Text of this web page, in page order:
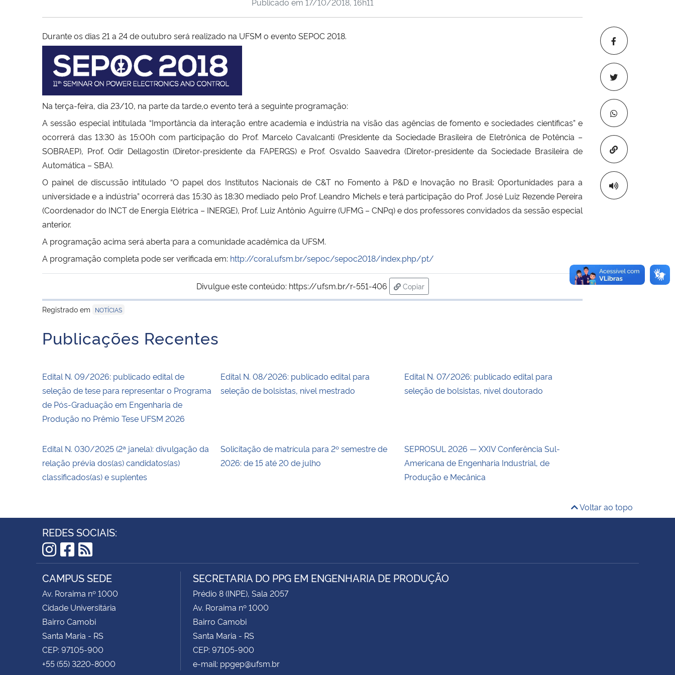
Copiar para
Durante os dias 21 a 24 de outubro será realizado na UFSM o evento SEPOC 2018.
Na terça-feira, dia 23/10, na parte da tarde,o evento terá a seguinte programação:
A sessão especial intitulada “Importância da interação entre academia e indústria na visão das agências de fomento e sociedades científicas” e
ocorrerá das 13:30 às 15:00h com participação do Prof. Marcelo Cavalcanti (Presidente da Sociedade Brasileira de Eletrônica de Potência –
SOBRAEP), Prof. Odir Dellagostin (Diretor-presidente da FAPERGS) e Prof. Osvaldo Saavedra (Diretor-presidente da Sociedade Brasileira de
Automática – SBA).
O painel de discussão intitulado “O papel dos Institutos Nacionais de C&T no Fomento à P&D e Inovação no Brasil: Oportunidades para a
universidade e a indústria” ocorrerá das 15:30 às 18:30 mediado pelo Prof. Leandro Michels e terá participação do Prof. José Luiz Rezende Pereira
(Coordenador do INCT de Energia Elétrica – INERGE), Prof. Luiz Antônio Aguirre (UFMG – CNPq) e dos professores convidados da sessão especial
anterior.
A programação acima será aberta para a comunidade acadêmica da UFSM.
A programação completa pode ser verificada em: http://coral.ufsm.br/sepoc/sepoc2018/index.php/pt/
Divulgue este conteúdo: https://ufsm.br/r-551-406
Copiar
para área de transferência
Registrado em
NOTÍCIAS
Publicações Recentes
Edital N. 09/2026: publicado edital de
seleção de tese para representar o Programa
de Pós-Graduação em Engenharia de
Produção no Prêmio Tese UFSM 2026
Edital N. 08/2026: publicado edital para
seleção de bolsistas, nível mestrado
Edital N. 07/2026: publicado edital para
seleção de bolsistas, nível doutorado
Edital N. 030/2025 (2ª janela): divulgação da
relação prévia dos(as) candidatos(as)
classificados(as) e suplentes
Solicitação de matrícula para 2º semestre de
2026: de 15 até 20 de julho
SEPROSUL 2026 — XXIV Conferência Sul-
Americana de Engenharia Industrial, de
Produção e Mecânica
Voltar ao topo
REDES SOCIAIS:
Instagram
Facebook
RSS
CAMPUS SEDE
Av. Roraima nº 1000
Cidade Universitária
Bairro Camobi
Santa Maria - RS
CEP: 97105-900
+55 (55) 3220-8000
SECRETARIA DO PPG EM ENGENHARIA DE PRODUÇÃO
Prédio 8 (INPE), Sala 2057
Av. Roraima nº 1000
Bairro Camobi
Santa Maria - RS
CEP: 97105-900
e-mail: ppgep@ufsm.br